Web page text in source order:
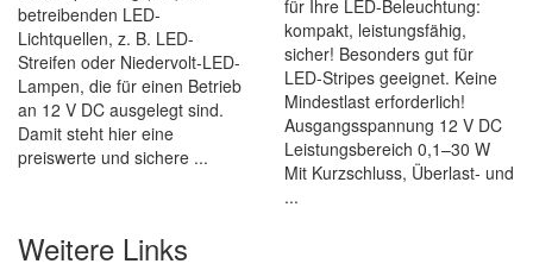
betreibenden LED-
Lichtquellen, z. B. LED-
Streifen oder Niedervolt-LED-
Lampen, die für einen Betrieb
an 12 V DC ausgelegt sind.
Damit steht hier eine
preiswerte und sichere ...
für Ihre LED-Beleuchtung:
kompakt, leistungsfähig,
sicher! Besonders gut für
LED-Stripes geeignet. Keine
Mindestlast erforderlich!
Ausgangsspannung 12 V DC
Leistungsbereich 0,1–30 W
Mit Kurzschluss, Überlast- und
...
Weitere Links